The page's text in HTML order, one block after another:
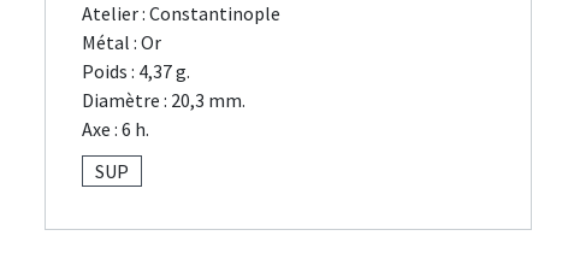
Atelier : Constantinople
Métal : Or
Poids : 4,37 g.
Diamètre : 20,3 mm.
Axe : 6 h.
SUP